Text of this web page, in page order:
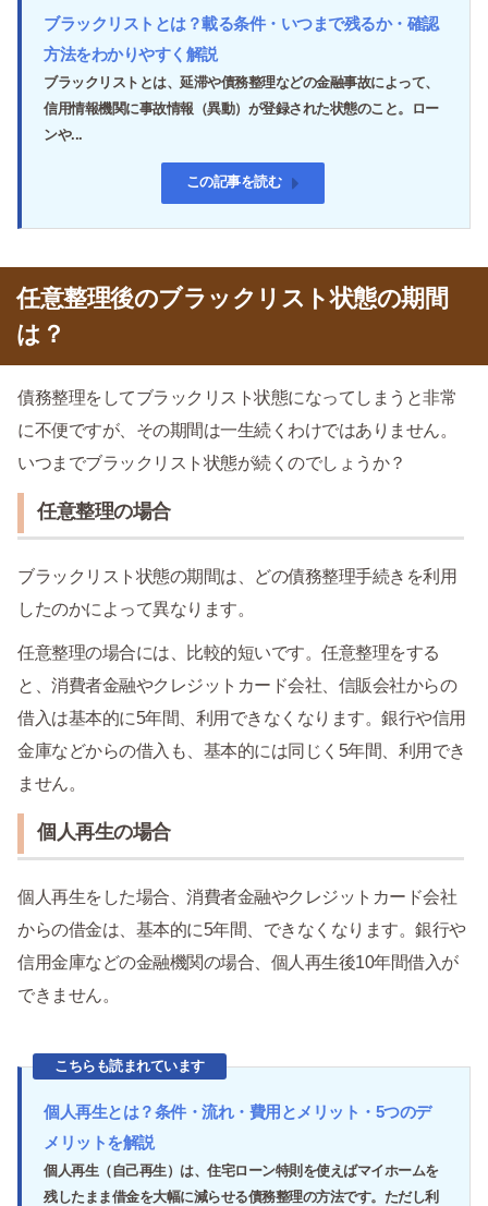
ブラックリストとは？載る条件・いつまで残るか・確認
方法をわかりやすく解説
ブラックリストとは、延滞や債務整理などの金融事故によって、
信用情報機関に事故情報（異動）が登録された状態のこと。ロー
ンや...
この記事を読む
任意整理後のブラックリスト状態の期間
は？
債務整理をしてブラックリスト状態になってしまうと非常
に不便ですが、その期間は一生続くわけではありません。
いつまでブラックリスト状態が続くのでしょうか？
任意整理の場合
ブラックリスト状態の期間は、どの債務整理手続きを利用
したのかによって異なります。
任意整理の場合には、比較的短いです。任意整理をする
と、消費者金融やクレジットカード会社、信販会社からの
借入は基本的に5年間、利用できなくなります。銀行や信用
金庫などからの借入も、基本的には同じく5年間、利用でき
ません。
個人再生の場合
個人再生をした場合、消費者金融やクレジットカード会社
からの借金は、基本的に5年間、できなくなります。銀行や
信用金庫などの金融機関の場合、個人再生後10年間借入が
できません。
こちらも読まれています
個人再生とは？条件・流れ・費用とメリット・5つのデ
メリットを解説
個人再生（自己再生）は、住宅ローン特則を使えばマイホームを
残したまま借金を大幅に減らせる債務整理の方法です。ただし利